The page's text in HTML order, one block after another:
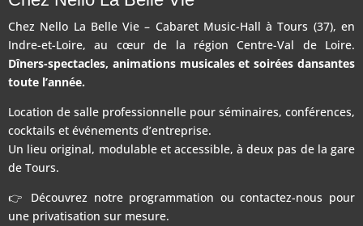
Chez Nello La Belle Vie – Cabaret Music-Hall à Tours (37), en
Indre-et-Loire, au cœur de la région Centre-Val de Loire.
Dîners-spectacles, animations musicales et soirées dansantes
toute l’année.
Location de salle professionnelle pour séminaires, conférences,
cocktails et événements d’entreprise.
Un lieu original, modulable et accessible, à deux pas de la gare
de Tours.
👉 Découvrez notre programmation ou contactez-nous pour
une privatisation sur mesure.